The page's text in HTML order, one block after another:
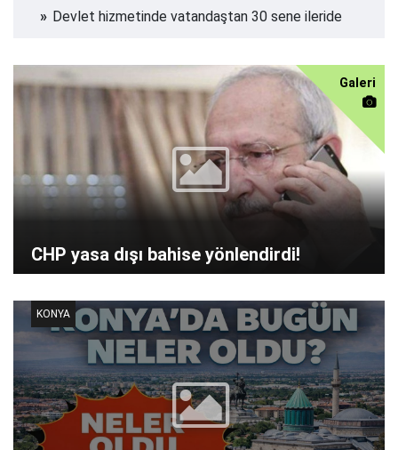
Devlet hizmetinde vatandaştan 30 sene ileride
Galeri
CHP yasa dışı bahise yönlendirdi!
KONYA